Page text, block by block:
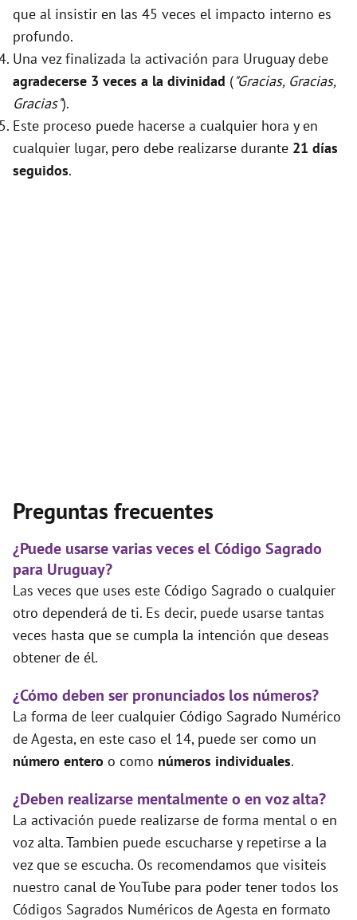
que al insistir en las 45 veces el impacto interno es
profundo.
Una vez finalizada la activación para Uruguay debe
agradecerse 3 veces a la divinidad ("Gracias, Gracias,
Gracias").
Este proceso puede hacerse a cualquier hora y en
cualquier lugar, pero debe realizarse durante 21 días
seguidos.
Preguntas frecuentes
¿Puede usarse varias veces el Código Sagrado
para Uruguay?
Las veces que uses este Código Sagrado o cualquier
otro dependerá de ti. Es decir, puede usarse tantas
veces hasta que se cumpla la intención que deseas
obtener de él.
¿Cómo deben ser pronunciados los números?
La forma de leer cualquier Código Sagrado Numérico
de Agesta, en este caso el 14, puede ser como un
número entero o como números individuales.
¿Deben realizarse mentalmente o en voz alta?
La activación puede realizarse de forma mental o en
voz alta. Tambien puede escucharse y repetirse a la
vez que se escucha. Os recomendamos que visiteis
nuestro canal de YouTube para poder tener todos los
Códigos Sagrados Numéricos de Agesta en formato